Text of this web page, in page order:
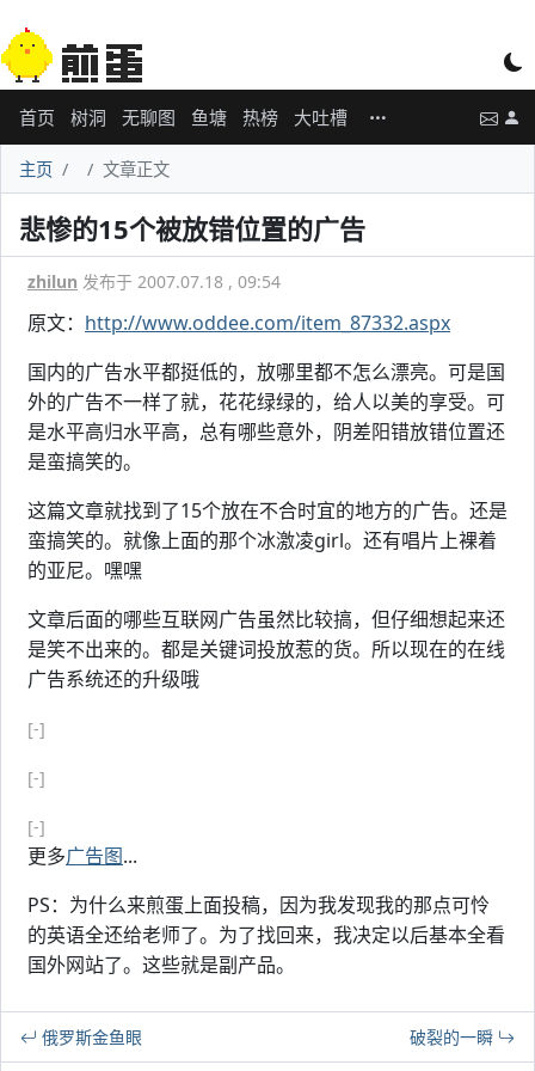
首页 树洞 无聊图 鱼塘 热榜 大吐槽
主页 文章正文
悲惨的15个被放错位置的广告
zhilun 发布于 2007.07.18 , 09:54
原文： http://www.oddee.com/item_87332.aspx
国内的广告水平都挺低的，放哪里都不怎么漂亮。可是国
外的广告不一样了就，花花绿绿的，给人以美的享受。可
是水平高归水平高，总有哪些意外，阴差阳错放错位置还
是蛮搞笑的。
这篇文章就找到了15个放在不合时宜的地方的广告。还是
蛮搞笑的。就像上面的那个冰激凌girl。还有唱片上裸着
的亚尼。嘿嘿
文章后面的哪些互联网广告虽然比较搞，但仔细想起来还
是笑不出来的。都是关键词投放惹的货。所以现在的在线
广告系统还的升级哦
[-]
[-]
[-]
更多广告图...
PS：为什么来煎蛋上面投稿，因为我发现我的那点可怜
的英语全还给老师了。为了找回来，我决定以后基本全看
国外网站了。这些就是副产品。
俄罗斯金鱼眼 破裂的一瞬